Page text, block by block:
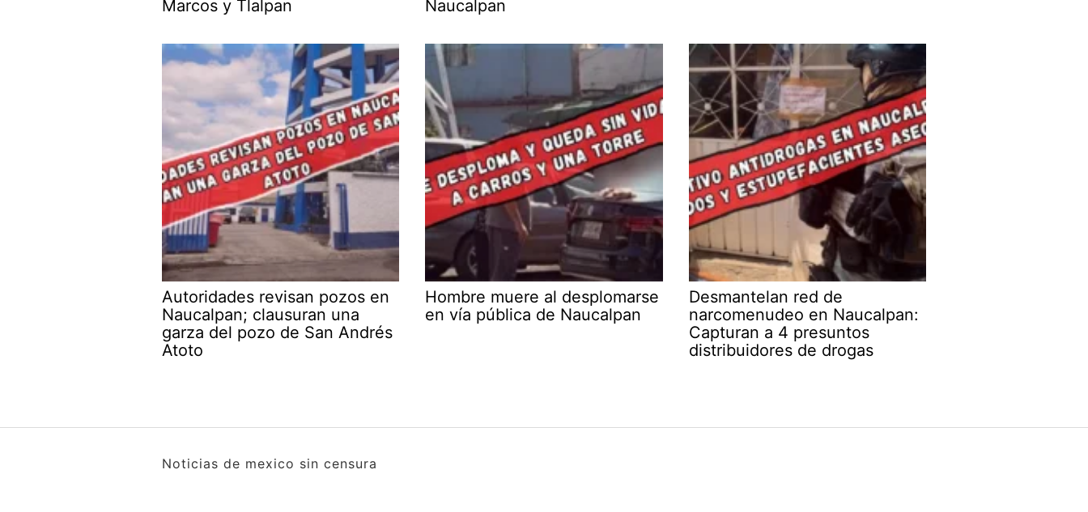
Marcos y Tlalpan
Naucalpan
Autoridades revisan pozos en
Naucalpan; clausuran una
garza del pozo de San Andrés
Atoto
Hombre muere al desplomarse
en vía pública de Naucalpan
Desmantelan red de
narcomenudeo en Naucalpan:
Capturan a 4 presuntos
distribuidores de drogas
Noticias de mexico sin censura